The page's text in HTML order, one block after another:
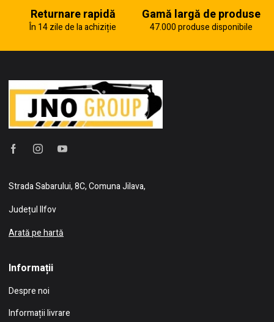
Returnare rapidă
În 14 zile de la achiziție
Gamă largă de produse
47.000 produse disponibile
Strada Sabarului, 8C, Comuna Jilava,
Județul Ilfov
Arată pe hartă
Informații
Despre noi
Informații livrare